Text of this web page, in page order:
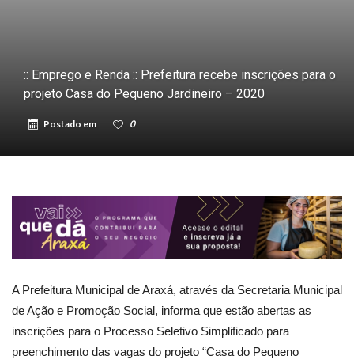
:: Emprego e Renda :: Prefeitura recebe inscrições para o
projeto Casa do Pequeno Jardineiro – 2020
Postado em 0
A Prefeitura Municipal de Araxá, através da Secretaria Municipal
de Ação e Promoção Social, informa que estão abertas as
inscrições para o Processo Seletivo Simplificado para
preenchimento das vagas do projeto “Casa do Pequeno